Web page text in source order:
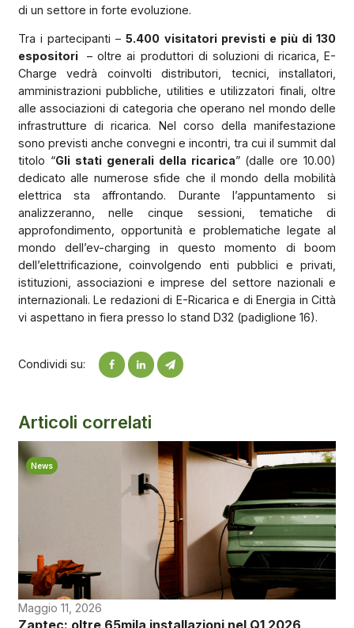
di un settore in forte evoluzione.
Tra i partecipanti –5.400 visitatori previsti e più di 130
espositori
– oltre ai produttori di soluzioni di ricarica, E-
Charge vedrà coinvolti distributori, tecnici, installatori,
amministrazioni pubbliche, utilities e utilizzatori finali, oltre
alle associazioni di categoria che operano nel mondo delle
infrastrutture di ricarica. Nel corso della manifestazione
sono previsti anche convegni e incontri, tra cui il summit dal
titolo “Gli stati generali della ricarica” (dalle ore 10.00)
dedicato alle numerose sfide che il mondo della mobilità
elettrica sta affrontando. Durante l’appuntamento si
analizzeranno, nelle cinque sessioni, tematiche di
approfondimento, opportunità e problematiche legate al
mondo dell’ev-charging in questo momento di boom
dell’elettrificazione, coinvolgendo enti pubblici e privati,
istituzioni, associazioni e imprese del settore nazionali e
internazionali. Le redazioni di E-Ricarica e di Energia in Città
vi aspettano in fiera presso lo stand D32 (padiglione 16).
Condividi su:
Articoli correlati
News
Maggio 11, 2026
Zaptec: oltre 65mila installazioni nel Q1 2026